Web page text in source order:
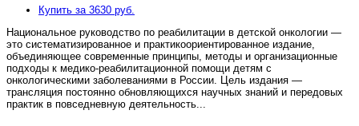
Купить за 3630 руб.
Национальное руководство по реабилитации в детской онкологии —
это систематизированное и практикоориентированное издание,
объединяющее современные принципы, методы и организационные
подходы к медико-реабилитационной помощи детям с
онкологическими заболеваниями в России. Цель издания —
трансляция постоянно обновляющихся научных знаний и передовых
практик в повседневную деятельность...